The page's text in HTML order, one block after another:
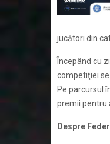
jucători din
Începând cu
competiţiei se
Pe parcursul
premii pentru
Despre